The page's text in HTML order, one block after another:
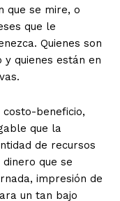
que se mire, o
que le
Quienes son
quienes están en
beneficio,
que la
de recursos
que se
impresión de
un tan bajo